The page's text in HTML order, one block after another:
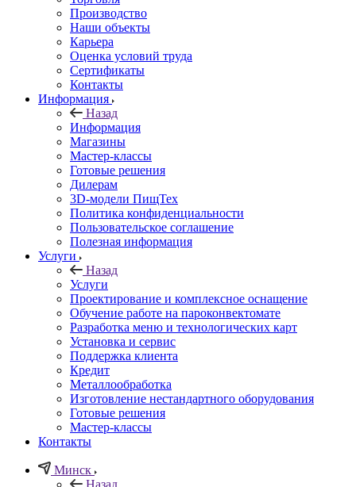
Производство
Наши объекты
Карьера
Оценка условий труда
Сертификаты
Контакты
Информация
Назад
Информация
Магазины
Мастер-классы
Готовые решения
Дилерам
3D-модели ПищТех
Политика конфиденциальности
Пользовательское соглашение
Полезная информация
Услуги
Назад
Услуги
Проектирование и комплексное оснащение
Обучение работе на пароконвектомате
Разработка меню и технологических карт
Установка и сервис
Поддержка клиента
Кредит
Металлообработка
Изготовление нестандартного оборудования
Готовые решения
Мастер-классы
Контакты
Минск
Назад